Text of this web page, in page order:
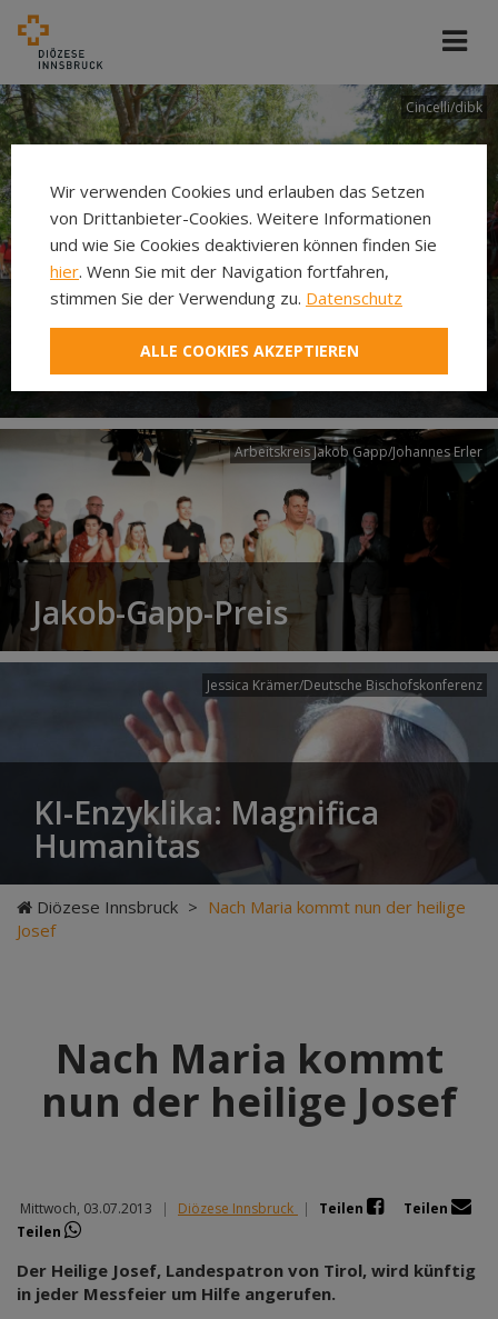
Cincelli/dibk
Neuer Pilgerweg Via
Laudato si’
Arbeitskreis Jakob Gapp/Johannes Erler
Jakob-Gapp-Preis
Jessica Krämer/Deutsche Bischofskonferenz
KI-Enzyklika: Magnifica
Humanitas
Diözese Innsbruck > Nach Maria kommt nun der heilige
Josef
Nach Maria kommt
nun der heilige Josef
Mittwoch, 03.07.2013 | Diözese Innsbruck | Teilen
Teilen
Teilen
Der Heilige Josef, Landespatron von Tirol, wird künftig
in jeder Messfeier um Hilfe angerufen.
Wir verwenden Cookies und erlauben das Setzen
von Drittanbieter-Cookies. Weitere Informationen
und wie Sie Cookies deaktivieren können finden Sie
hier. Wenn Sie mit der Navigation fortfahren,
stimmen Sie der Verwendung zu. Datenschutz
ALLE COOKIES AKZEPTIEREN